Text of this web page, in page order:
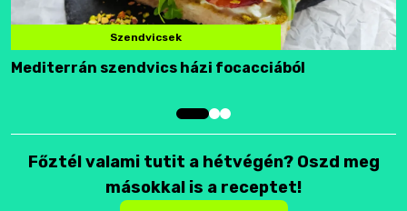
Szendvicsek
Mediterrán szendvics házi focacciából
Főztél valami tutit a hétvégén? Oszd meg
másokkal is a receptet!